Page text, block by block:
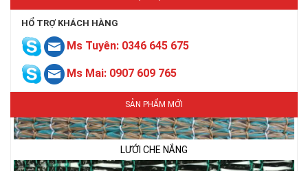
HỔ TRỢ KHÁCH HÀNG
Ms Tuyên: 0346 645 675
Ms Mai: 0907 609 765
SẢN PHẨM MỚI
LƯỚI CHE NẮNG